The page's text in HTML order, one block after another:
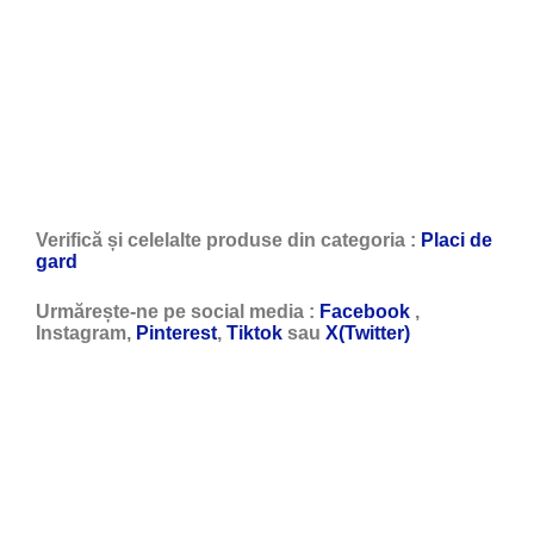
Verifică și celelalte produse din categoria : Placi de
gard
Urmărește-ne pe social media : Facebook ,
Instagram, Pinterest, Tiktok sau X(Twitter)